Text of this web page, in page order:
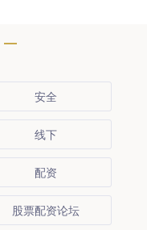
安全
线下
配资
股票配资论坛